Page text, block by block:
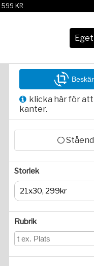
599 KR
klicka här för
kanter.
Storlek
21x30, 299kr
Rubrik